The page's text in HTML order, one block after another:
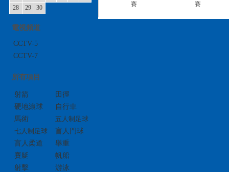
28
29 30
電視頻道
CCTV-5
CCTV-7
所有項目
射箭
田徑
硬地滾球
自行車
馬術
五人制足球
七人制足球
盲人門球
盲人柔道
舉重
賽艇
帆船
射擊
游泳
賽
賽